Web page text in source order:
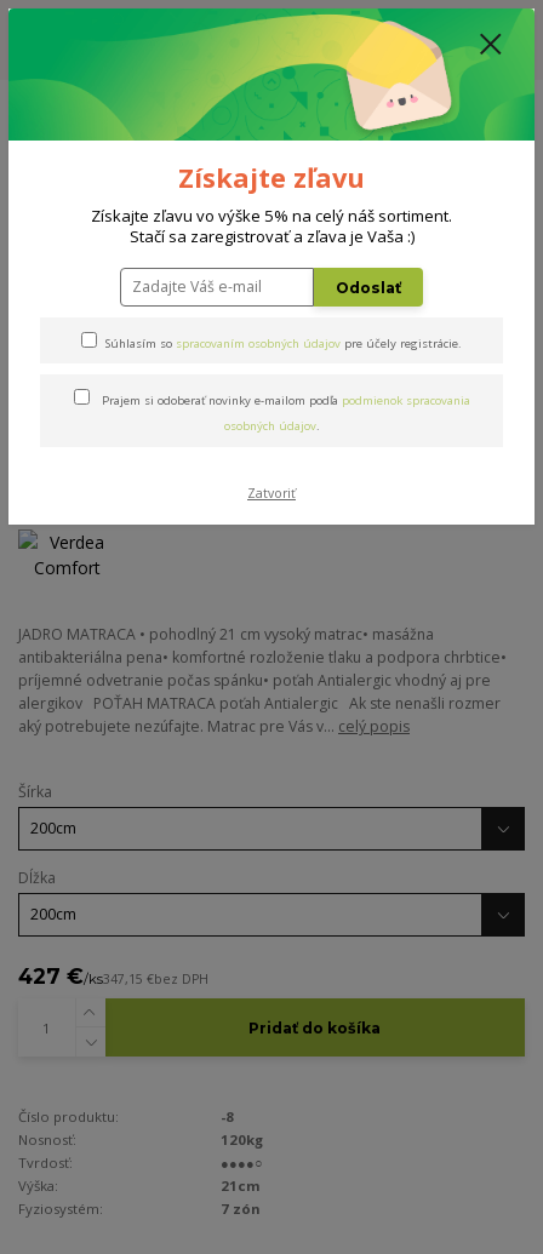
ZĽAVA: VŠETKY VYSTAVENÉ POSTELE ZA 400€ - CENA MATRACU A ROŠTU
PODĽA VÝBERU / DODACIA LEHOTA JE AKTUÁLNE 10-15 PRACOVNÝCH
Menu
0908 777 700 Po-So: 10-18 hod.
0
Verdea Comfort
Verdea Comfort
Novinka Akcia
JADRO MATRACA • pohodlný 21 cm vysoký matrac• masážna
antibakteriálna pena• komfortné rozloženie tlaku a podpora chrbtice•
príjemné odvetranie počas spánku• poťah Antialergic vhodný aj pre
alergikov POŤAH MATRACA poťah Antialergic Ak ste nenašli rozmer
aký potrebujete nezúfajte. Matrac pre Vás v... celý popis
Šírka
Dĺžka
427 €/ks347,15 €bez DPH
Pridať do košíka
Číslo produktu:
-8
Nosnosť:
120kg
Tvrdosť:
●●●●○
Výška:
21cm
Fyziosystém:
7 zón
Získajte zľavu
Získajte zľavu vo výške 5% na celý náš sortiment.
Stačí sa zaregistrovať a zľava je Vaša :)
Odoslať
Súhlasím so spracovaním osobných údajov pre účely registrácie.
Prajem si odoberať novinky e-mailom podľa podmienok spracovania
osobných údajov.
Zatvoriť